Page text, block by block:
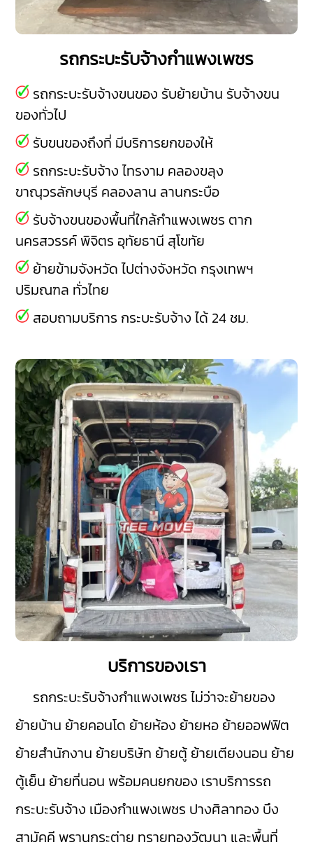
รถกระบะรับจ้างกำแพงเพชร
รถกระบะรับจ้างขนของ รับย้ายบ้าน รับจ้างขน
ของทั่วไป
รับขนของถึงที่ มีบริการยกของให้
รถกระบะรับจ้างไทรงาม คลองขลุง
ขาณุวรลักษบุรี คลองลาน ลานกระบือ
รับจ้างขนของพื้นที่ใกล้กำแพงเพชร ตาก
นครสวรรค์ พิจิตร อุทัยธานี สุโขทัย
ย้ายข้ามจังหวัด ไปต่างจังหวัด กรุงเทพฯ
ปริมณฑล ทั่วไทย
สอบถามบริการ กระบะรับจ้าง ได้ 24 ชม.
บริการของเรา
รถกระบะรับจ้างกำแพงเพชรไม่ว่าจะย้ายของ
ย้ายบ้าน ย้ายคอนโด ย้ายห้อง ย้ายหอ ย้ายออฟฟิต
ย้ายสำนักงาน ย้ายบริษัท ย้ายตู้ ย้ายเตียงนอน ย้าย
ตู้เย็น ย้ายที่นอน พร้อมคนยกของ เราบริการรถ
กระบะรับจ้าง เมืองกำแพงเพชร ปางศิลาทอง บึง
สามัคคี พรานกระต่าย ทรายทองวัฒนา และพื้นที่